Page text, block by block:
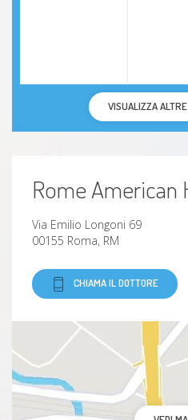
VISUALIZZA
Rome American
Via Emilio Longoni 69
00155 Roma, RM
CHIAMA IL DOTTORE